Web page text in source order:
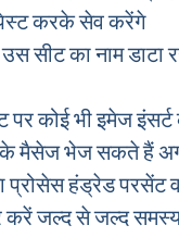
पेस्ट करके सेव करेंगे
सीट का नाम डाटा
कोई भी इमेज
भेज सकते हैं अगर
प्रोसेस हंड्रेड
जल्द से जल्द